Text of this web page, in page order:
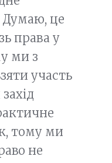
Думаю, це
права у
ми з
участь
тому ми
не